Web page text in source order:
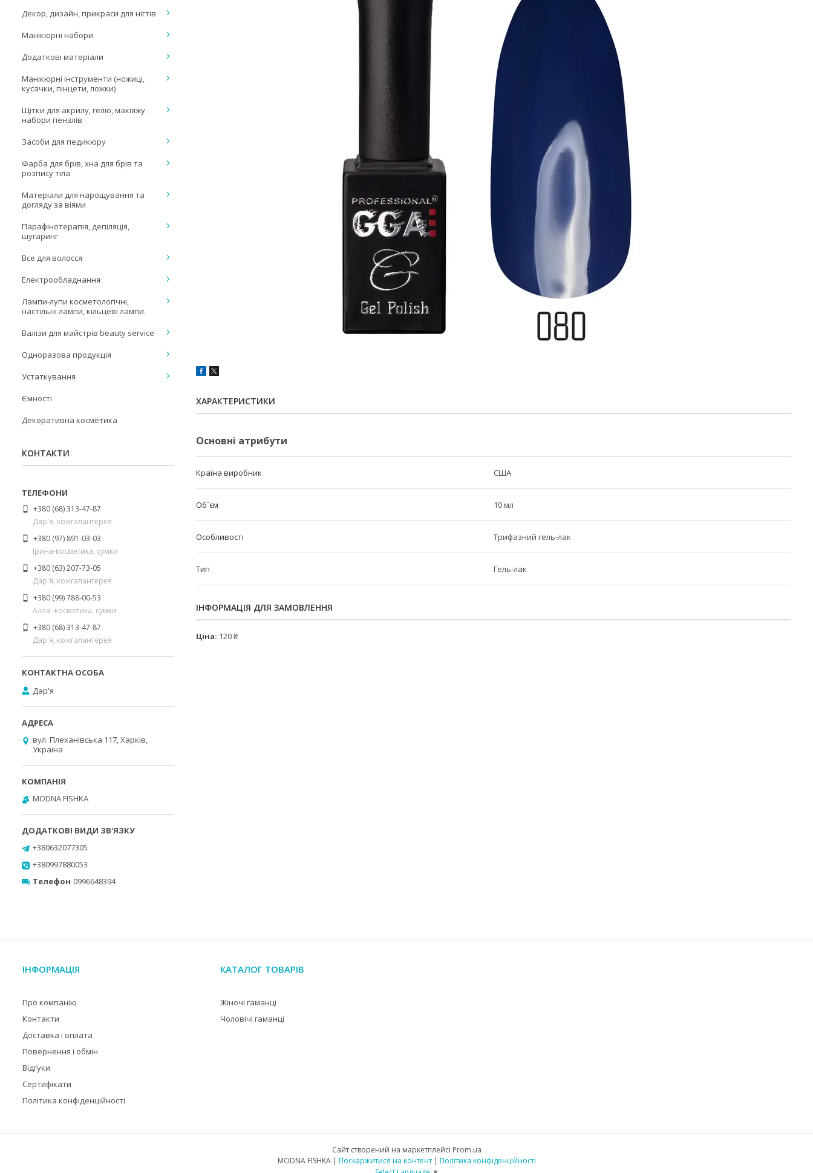
ХАРАКТЕРИСТИКИ
Основні атрибути
Країна виробник США
Об`єм 10 мл
Особливості Трифазний гель-лак
Тип Гель-лак
ІНФОРМАЦІЯ ДЛЯ ЗАМОВЛЕННЯ
Ціна: 120 ₴
Декор, дизайн, прикраси для нігтів
Манікюрні набори
Додаткові матеріали
Манікюрні інструменти (ножиці,
кусачки, пінцети, ложки)
Щітки для акрилу, гелю, макіяжу.
набори пензлів
Засоби для педикюру
Фарба для брів, хна для брів та
розпису тіла
Матеріали для нарощування та
догляду за віями
Парафінотерапія, депіляція,
шугаринг
Все для волосся
Електрообладнання
Лампи-лупи косметологічні,
настільні лампи, кільцеві лампи.
Валізи для майстрів beauty service
Одноразова продукція
Устаткування
Ємності
Декоративна косметика
КОНТАКТИ
+380 (68) 313-47-87
Дар'я, кожгалантерея
+380 (97) 891-03-03
Ірина-косметика, сумки
+380 (63) 207-73-05
Дар'я, кожгалантерея
+380 (99) 788-00-53
Алла -косметика, сумки
+380 (68) 313-47-87
Дар'я, кожгалантерея
Дар'я
вул. Плеханівська 117, Харків,
Україна
MODNA FISHKA
+380632077305
+380997880053
Телефон 0996648394
ІНФОРМАЦІЯ
Про компанію
Контакти
Доставка і оплата
Повернення і обмін
Відгуки
Сертифікати
Політика конфіденційності
КАТАЛОГ ТОВАРІВ
Жіночі гаманці
Чоловічі гаманці
Сайт створений на маркетплейсі Prom.ua
MODNA FISHKA | Поскаржитися на контент | Політика конфіденційності